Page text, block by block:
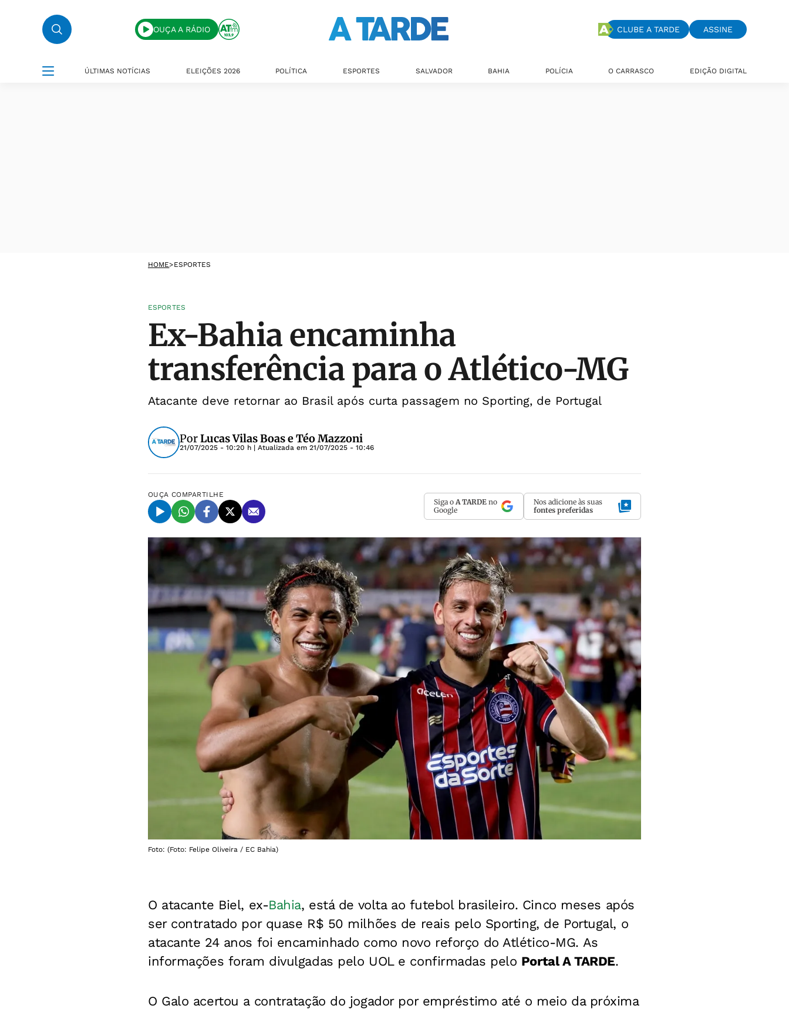
OUÇA A RÁDIO CLUBE A TARDE ASSINE
ÚLTIMAS NOTÍCIAS ELEIÇÕES 2026 POLÍTICA ESPORTES SALVADOR BAHIA POLÍCIA O CARRASCO EDIÇÃO DIGITAL
HOME>ESPORTES
ESPORTES
Ex-Bahia encaminha
transferência para o Atlético-MG
Atacante deve retornar ao Brasil após curta passagem no Sporting, de Portugal
PorLucas Vilas Boas e Téo Mazzoni
21/07/2025 - 10:20 h | Atualizada em 21/07/2025 - 10:46
OUÇA COMPARTILHE
Siga o A TARDE no
Google
Nos adicione às suas
fontes preferidas
Foto: (Foto: Felipe Oliveira / EC Bahia)
O atacante Biel, ex-Bahia, está de volta ao futebol brasileiro. Cinco meses após
ser contratado por quase R$ 50 milhões de reais pelo Sporting, de Portugal, o
atacante 24 anos foi encaminhado como novo reforço do Atlético-MG. As
informações foram divulgadas pelo UOL e confirmadas pelo Portal A TARDE.
O Galo acertou a contratação do jogador por empréstimo até o meio da próxima